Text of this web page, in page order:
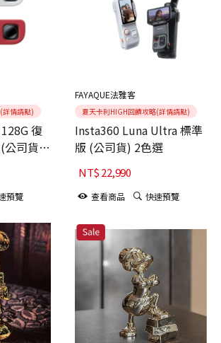
詳情請點)
復
公司貨)
預覽
FAYAQUE法雅客
夏天卡利HIGH回饋攻略(詳情請點)
Insta360 Luna Ultra 標準
版 (公司貨) 2色選
NT$22,990
查看商品 快速預覽